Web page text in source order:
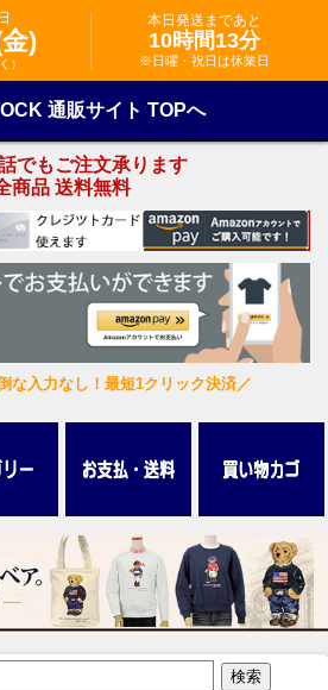
)
）
本日発送まであと
10時間13分
※日曜・祝日は休業日
通販サイト TOPへ
でもご注文承ります
商品 送料無料
な入力なし！最短1クリック決済／